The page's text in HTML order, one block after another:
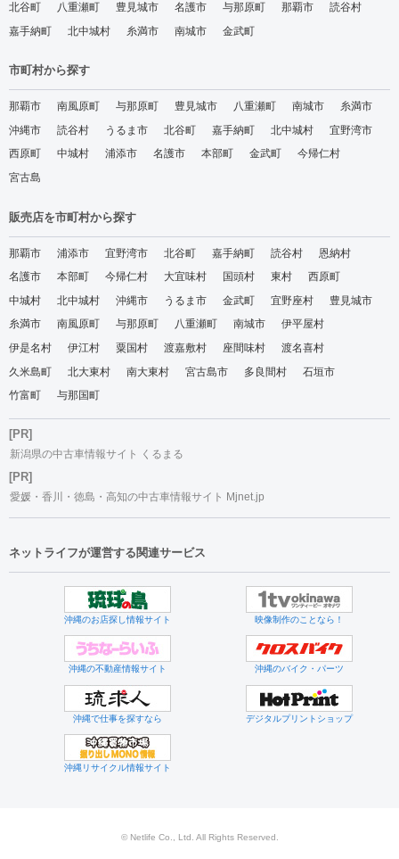
北谷町
八重瀬町 豊見城市 名護市 与那原町 那覇市
読谷村
嘉手納町
北中城村 糸満市 南城市 金武町
市町村から探す
那覇市 南風原町 与那原町 豊見城市 八重瀬町 南城市
糸満市
沖縄市
読谷村 うるま市 北谷町 嘉手納町 北中城村
宜野湾市
西原町
中城村 浦添市 名護市 本部町 金武町
今帰仁村
宮古島
販売店を市町村から探す
那覇市 浦添市 宜野湾市 北谷町 嘉手納町 読谷村
恩納村
名護市
本部町 今帰仁村 大宜味村 国頭村 東村
西原町
中城村
北中城村 沖縄市 うるま市 金武町 宜野座村
豊見城市
糸満市
南風原町 与那原町 八重瀬町 南城市
伊平屋村
伊是名村
伊江村 粟国村 渡嘉敷村 座間味村
渡名喜村
久米島町
北大東村 南大東村 宮古島市 多良間村
石垣市
竹富町
与那国町
[PR]
新潟県の中古車情報サイト くるまる
[PR]
愛媛・香川・徳島・高知の中古車情報サイト Mjnet.jp
ネットライフが運営する関連サービス
沖縄のお店探し情報サイト 映像制作のことなら！
沖縄の不動産情報サイト 沖縄のバイク・パーツ
沖縄で仕事を探すなら デジタルプリントショップ
沖縄リサイクル情報サイト
© Netlife Co., Ltd. All Rights Reserved.